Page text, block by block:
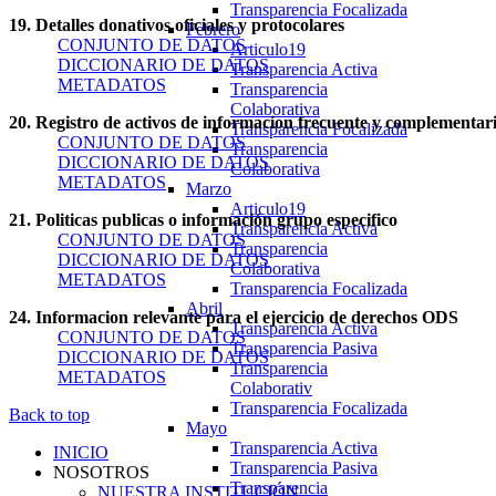
Transparencia Focalizada
Febrero
Articulo19
Transparencia Activa
Transparencia
Colaborativa
Transparencia Focalizada
Transparencia
Colaborativa
Marzo
Articulo19
Transparencia Activa
Transparencia
Colaborativa
Transparencia Focalizada
Abril
Transparencia Activa
Transparencia Pasiva
Transparencia
Colaborativ
Transparencia Focalizada
Mayo
Transparencia Activa
Transparencia Pasiva
Transparencia
19. Detalles donativos oficiales y protocolares
CONJUNTO DE DATOS
DICCIONARIO DE DATOS
METADATOS
20. Registro de activos de informacion frecuente y
CONJUNTO DE DATOS
DICCIONARIO DE DATOS
METADATOS
21. Politicas publicas o información grupo especifico
CONJUNTO DE DATOS
DICCIONARIO DE DATOS
METADATOS
24. Informacion relevante para el ejercicio de derechos ODS
CONJUNTO DE DATOS
DICCIONARIO DE DATOS
METADATOS
Back to top
INICIO
NOSOTROS
NUESTRA INSTITUCIÓN